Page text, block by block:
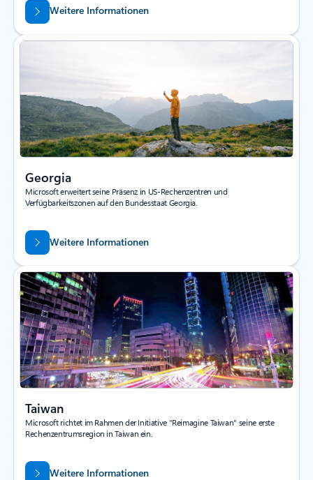
Weitere Informationen
Georgia
Microsoft erweitert seine Präsenz in US-Rechenzentren und
Verfügbarkeitszonen auf den Bundesstaat Georgia.
Weitere Informationen
Taiwan
Microsoft richtet im Rahmen der Initiative "Reimagine Taiwan" seine erste
Rechenzentrumsregion in Taiwan ein.
Weitere Informationen